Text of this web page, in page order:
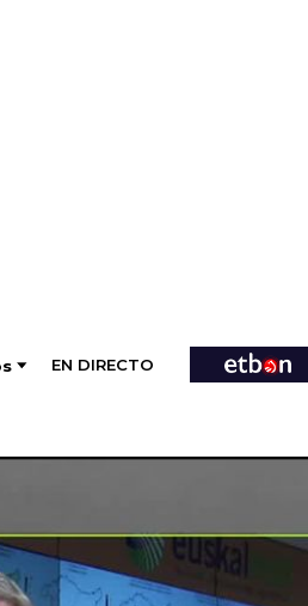
EN DIRECTO